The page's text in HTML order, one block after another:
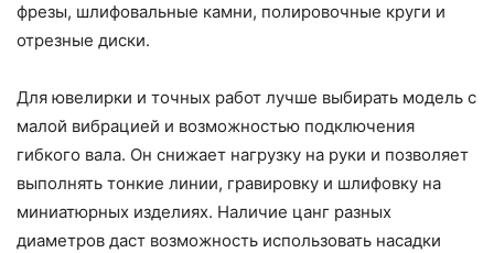
фрезы, шлифовальные камни, полировочные круги и
отрезные диски.
Для ювелирки и точных работ лучше выбирать модель с
малой вибрацией и возможностью подключения
гибкого вала. Он снижает нагрузку на руки и позволяет
выполнять тонкие линии, гравировку и шлифовку на
миниатюрных изделиях. Наличие цанг разных
диаметров даст возможность использовать насадки